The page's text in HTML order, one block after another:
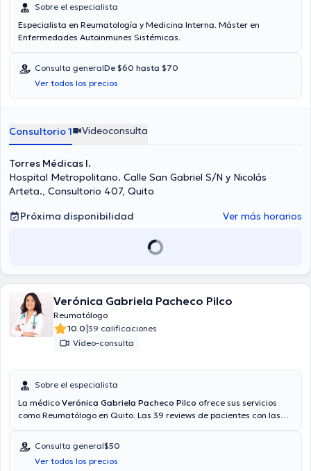
Sobre el especialista
Especialista en Reumatología y Medicina Interna. Máster en
Enfermedades Autoinmunes Sistémicas.
Consulta generalDe $60 hasta $70
Ver todos los precios
Consultorio 1 Videoconsulta
Torres Médicas I.
Hospital Metropolitano. Calle San Gabriel S/N y Nicolás
Arteta., Consultorio 407, Quito
Próxima disponibilidad
Ver más horarios
Verónica Gabriela Pacheco Pilco
Reumatólogo
10.0|39 calificaciones
Vídeo-consulta
Sobre el especialista
La médico Verónica Gabriela Pacheco Pilco ofrece sus servicios
como Reumatólogo en Quito. Las 39 reviews de pacientes con las
la opción de videollamada. La doctora acepta pacientes con las
siguientes aseguradoras: Consulta privada, Vía reembolso con
cualquier aseguradora. El precio de la consulta con la médico
Consulta general$50
Ver todos los precios